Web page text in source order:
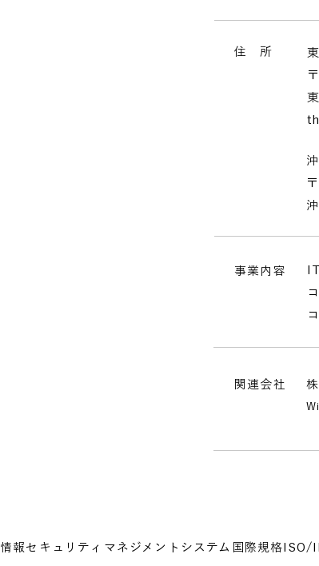
住 所
事業内容
関連会社
情報セキュリティマネジメントシステム国際規格ISO/